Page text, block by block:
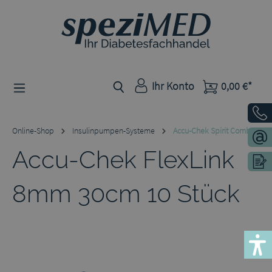
Zum Hauptinhalt springen
Ihr Konto 0,00 €*
Online-Shop Insulinpumpen-Systeme Accu-Chek Spirit Combo
Accu-Chek FlexLink
8mm 30cm 10 Stück